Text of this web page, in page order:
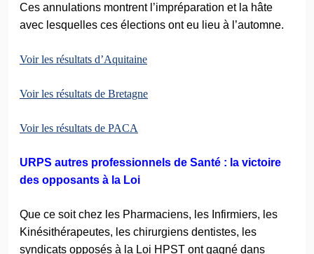
Ces annulations montrent l’impréparation et la hâte
avec lesquelles ces élections ont eu lieu à l’automne.
Voir les résultats d’Aquitaine
Voir les résultats de Bretagne
Voir les résultats de PACA
URPS autres professionnels de Santé : la victoire
des opposants à la Loi
Que ce soit chez les Pharmaciens, les Infirmiers, les
Kinésithérapeutes, les chirurgiens dentistes, les
syndicats opposés à la Loi HPST ont gagné dans